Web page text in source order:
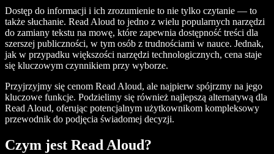
Dostęp do informacji i ich zrozumienie to nie tylko czytanie — to
także słuchanie. Read Aloud to jedno z wielu popularnych narzędzi
do zamiany tekstu na mowę, które zapewnia dostępność treści dla
szerszej publiczności, w tym osób z trudnościami w nauce. Jednak,
jak w przypadku większości narzędzi technologicznych, cena staje
się kluczowym czynnikiem przy wyborze.
Przyjrzyjmy się cenom Read Aloud, ale najpierw spójrzmy na jego
kluczowe funkcje. Podzielimy się również najlepszą alternatywą dla
Read Aloud, oferując potencjalnym użytkownikom kompleksowy
przewodnik do podjęcia świadomej decyzji.
Czym jest Read Aloud?